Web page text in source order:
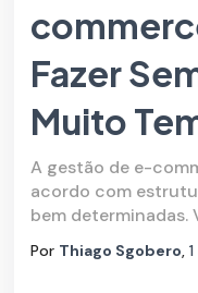
Fazer
Muito
A gestão de e-
acordo com
bem determinadas.
Por Thiago Sgobero ,